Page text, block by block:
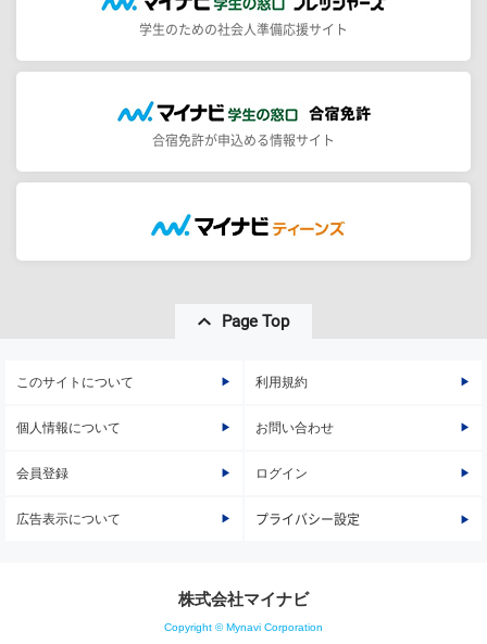
学生のための社会人準備応援サイト
合宿免許が申込める情報サイト
Page Top
このサイトについて 利用規約
個人情報について お問い合わせ
会員登録 ログイン
広告表示について プライバシー設定
株式会社マイナビ
Copyright © Mynavi Corporation